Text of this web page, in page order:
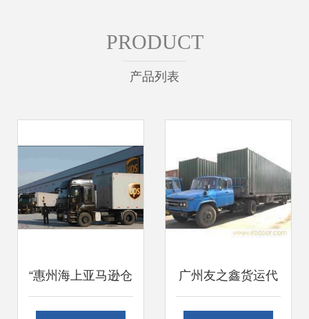
PRODUCT
产品列表
“惠州海上亚马逊仓 广州友之鑫货运代